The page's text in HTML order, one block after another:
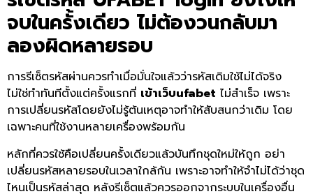
จบในครั้งเดียว ไม่ต้องวนกลับมา
ลองผิดหลายรอบ
การรีเซ็ตรหัสผ่านควรทำเมื่อมั่นใจแล้วว่ารหัสเดิมใช้ไม่ได้จริง
ไม่ใช่ทำทันทีตั้งแต่ครั้งแรกที่ เข้าเว็บufabet ไม่สำเร็จ เพราะ
การเปลี่ยนรหัสโดยยังไม่รู้ต้นเหตุอาจทำให้สับสนกว่าเดิม โดย
เฉพาะคนที่ใช้งานหลายเครื่องพร้อมกัน
หลักที่ควรใช้คือเปลี่ยนครั้งเดียวแล้วบันทึกชุดใหม่ให้ถูก อย่า
เปลี่ยนรหัสหลายรอบในเวลาใกล้กัน เพราะอาจทำให้จำไม่ได้ว่าชุด
ไหนเป็นรหัสล่าสุด หลังรีเซ็ตแล้วควรออกจากระบบในเครื่องอื่น